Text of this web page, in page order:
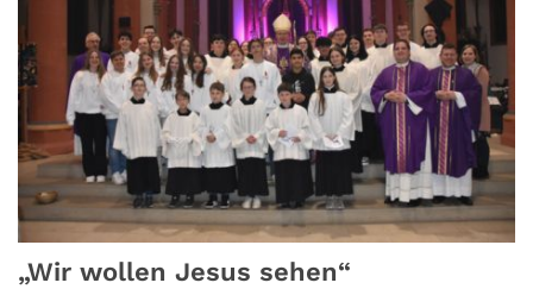
„Wir wollen Jesus sehen“